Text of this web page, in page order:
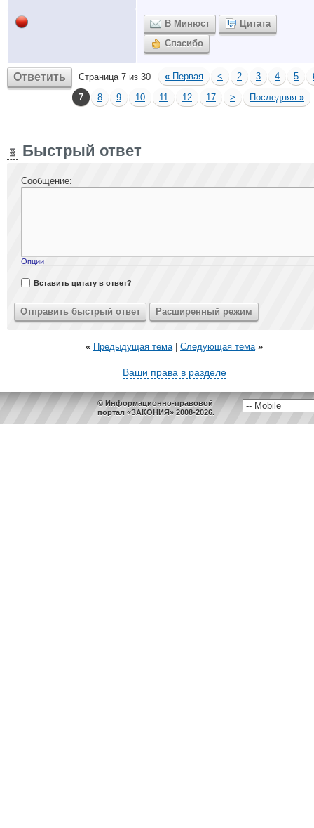
В Минюст
Цитата
Спасибо
Ответить Страница 7 из 30 « Первая < 2 3 4 5
7
8 9 10 11 12 17 > Последняя »
Быстрый ответ
Сообщение:
Опции
Вставить цитату в ответ?
« Предыдущая тема| Следующая тема »
Ваши права в разделе
© Информационно-правовой
портал «ЗАКОНИЯ» 2008-2026.